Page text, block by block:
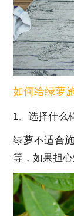
如何给绿萝
1、选择什么
绿萝不适合
等，如果担